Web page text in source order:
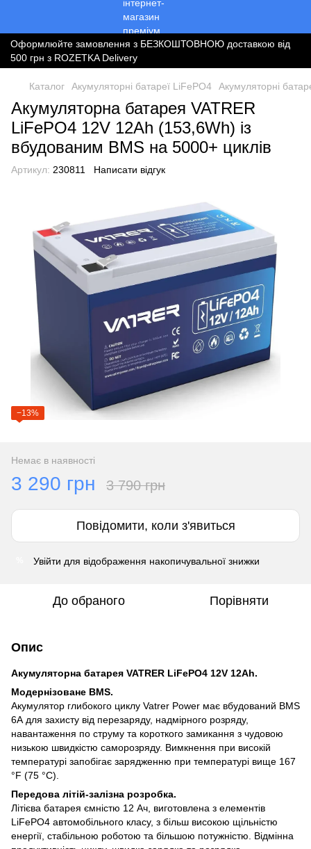
Оформлюйте замовлення з БЕЗКОШТОВНОЮ доставкою від
500 грн з ROZETKA Delivery
Каталог Акумуляторні батареї LiFePO4 Акумуляторні
Акумуляторна батарея VATRER
LiFePO4 12V 12Ah (153,6Wh) із
вбудованим BMS на 5000+ циклів
Артикул: 230811 Написати відгук
−13%
Немає в наявності
3 290 грн 3 790 грн
Повідомити, коли з'явиться
Увійти для відображення накопичувальної знижки
До обраного Порівняти
Опис
Акумуляторна батарея VATRER LiFePO4 12V 12Ah.
Модернізоване BMS.
Акумулятор глибокого циклу Vatrer Power має вбудований BMS
6А для захисту від перезаряду, надмірного розряду,
навантаження по струму та короткого замикання з чудовою
низькою швидкістю саморозряду. Вимкнення при високій
температурі запобігає зарядженню при температурі вище 167
°F (75 °C).
Передова літій-залізна розробка.
Літієва батарея ємністю 12 Ач, виготовлена з елементів
LiFePO4 автомобільного класу, з більш високою щільністю
енергії, стабільною роботою та більшою потужністю. Відмінна